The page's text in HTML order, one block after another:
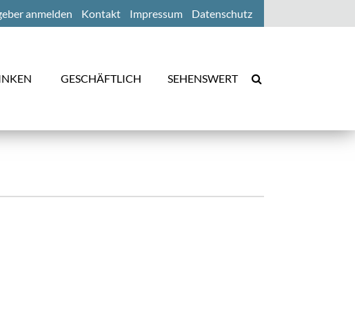
anmelden Kontakt Impressum Datenschutz
GESCHÄFTLICH SEHENSWERT